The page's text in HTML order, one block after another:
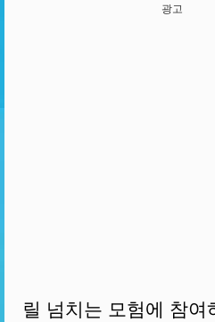
광고
릴 넘치는 모험에 참